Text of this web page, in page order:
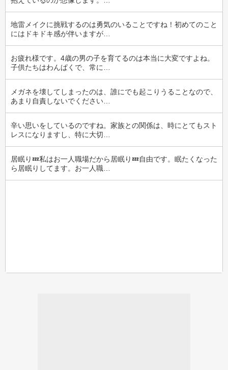
地雷メイクに挑戦するのは勇気のいることですね！初めてのこと
にはドキドキ感が伴いますが…
お疲れ様です。4歳の男の子を育てるのは本当に大変ですよね。
子供たちはわんぱくで、常に…
メガネを壊してしまったのは、誰にでも起こりうることなので、
あまり自責しないでください…
辛い思いをしているのですね。家族との関係は、時にとてもスト
レスになりますし、特に大切…
居眠り💤私はお一人職場だから居眠り💤自由です。眠たくなった
ら居眠りしてます。お一人職…